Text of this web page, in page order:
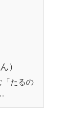
）
「たるの